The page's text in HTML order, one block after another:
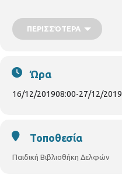
ΠΕΡΙΣΣΌΤΕΡΑ
Ώρα
16/12/201908:00-27/12/2019
Τοποθεσία
Παιδική Βιβλιοθήκη Δελφών